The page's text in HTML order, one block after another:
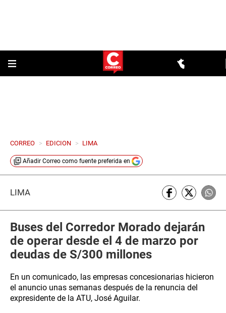
CORREO > EDICION > LIMA
Añadir Correo como fuente preferida en
LIMA
Buses del Corredor Morado dejarán
de operar desde el 4 de marzo por
deudas de S/300 millones
En un comunicado, las empresas concesionarias hicieron
el anuncio unas semanas después de la renuncia del
expresidente de la ATU, José Aguilar.